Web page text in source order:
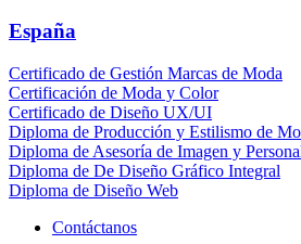
España
Certificado de Gestión Marcas de Moda
Certificación de Moda y Color
Certificado de Diseño UX/UI
Diploma de Producción y Estilismo de
Diploma de Asesoría de Imagen y
Diploma de De Diseño Gráfico Integral
Diploma de Diseño Web
Contáctanos